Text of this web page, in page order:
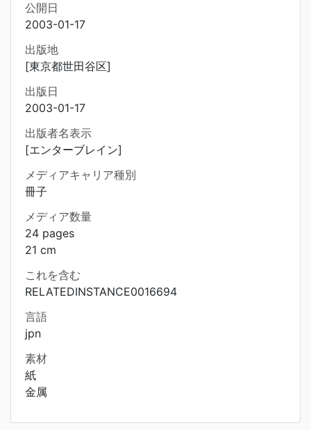
公開日
2003-01-17
出版地
[東京都世田谷区]
出版日
2003-01-17
出版者名表示
[エンターブレイン]
メディアキャリア種別
冊子
メディア数量
24 pages
21 cm
これを含む
RELATEDINSTANCE0016694
言語
jpn
素材
紙
金属